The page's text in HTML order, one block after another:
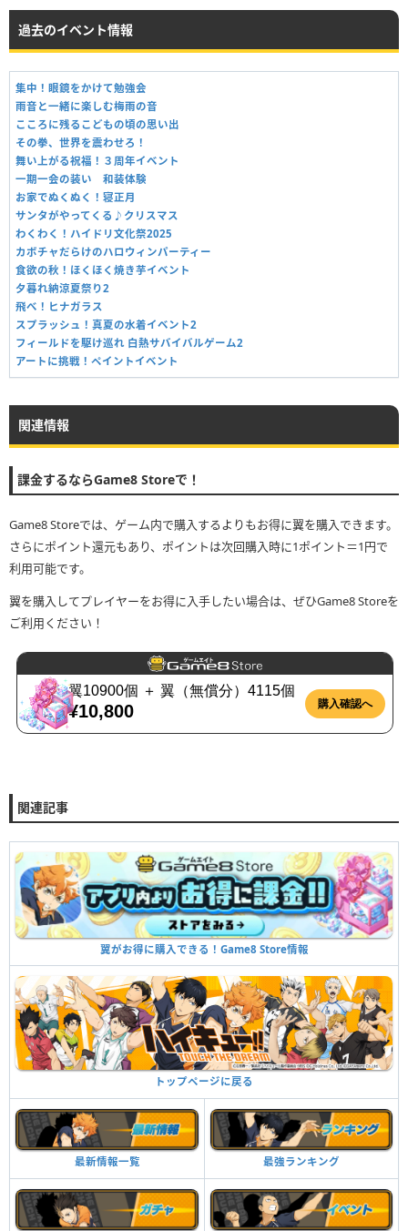
過去のイベント情報
集中！眼鏡をかけて勉強会
雨音と一緒に楽しむ梅雨の音
こころに残るこどもの頃の思い出
その拳、世界を震わせろ！
舞い上がる祝福！３周年イベント
一期一会の装い 和装体験
お家でぬくぬく！寝正月
サンタがやってくる♪クリスマス
わくわく！ハイドリ文化祭2025
カボチャだらけのハロウィンパーティー
食欲の秋！ほくほく焼き芋イベント
夕暮れ納涼夏祭り2
飛べ！ヒナガラス
スプラッシュ！真夏の水着イベント2
フィールドを駆け巡れ 白熱サバイバルゲーム2
アートに挑戦！ペイントイベント
関連情報
課金するならGame8 Storeで！
Game8 Storeでは、ゲーム内で購入するよりもお得に翼を購入できます。
さらにポイント還元もあり、ポイントは次回購入時に1ポイント＝1円で
利用可能です。
翼を購入してプレイヤーをお得に入手したい場合は、ぜひGame8 Storeを
ご利用ください！
関連記事
翼がお得に購入できる！Game8 Store情報
トップページに戻る
最新情報一覧 最強ランキング